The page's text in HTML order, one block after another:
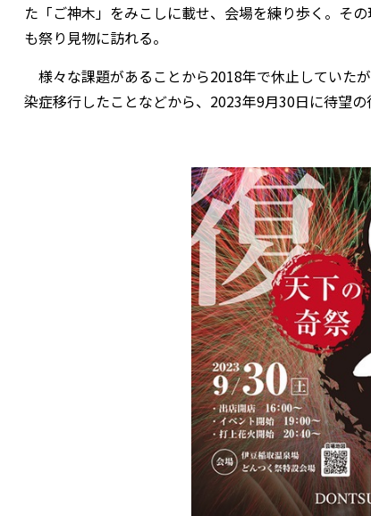
た「ご神木」をみこしに載せ、会場を練り歩く。そ
も祭り見物に訪れる。
様々な課題があることから2018年で休止していた
染症移行したことなどから、2023年9月30日に待望の